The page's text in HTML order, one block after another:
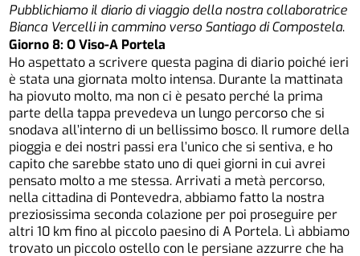
Pubblichiamo il diario di viaggio della nostra collaboratrice
Bianca Vercelli in cammino verso Santiago di Compostela.
Giorno 8: O Viso-A Portela
Ho aspettato a scrivere questa pagina di diario poiché ieri
è stata una giornata molto intensa. Durante la mattinata
ha piovuto molto, ma non ci è pesato perché la prima
parte della tappa prevedeva un lungo percorso che si
snodava all’interno di un bellissimo bosco. Il rumore della
pioggia e dei nostri passi era l’unico che si sentiva, e ho
capito che sarebbe stato uno di quei giorni in cui avrei
pensato molto a me stessa. Arrivati a metà percorso,
nella cittadina di Pontevedra, abbiamo fatto la nostra
preziosissima seconda colazione per poi proseguire per
altri 10 km fino al piccolo paesino di A Portela. Lì abbiamo
trovato un piccolo ostello con le persiane azzurre che ha